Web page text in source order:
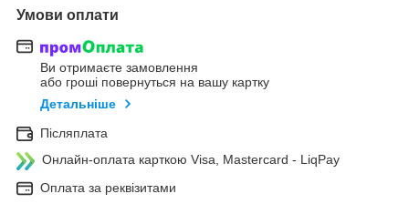
Умови оплати
Ви отримаєте замовлення
або гроші повернуться на вашу картку
Детальніше
Післяплата
Онлайн-оплата карткою Visa, Mastercard - LiqPay
Оплата за реквізитами